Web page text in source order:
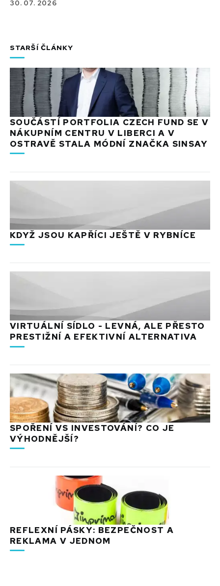
30. 07. 2026
STARŠÍ ČLÁNKY
SOUČÁSTÍ PORTFOLIA CZECH FUND SE V
NÁKUPNÍM CENTRU V LIBERCI A V
OSTRAVĚ STALA MÓDNÍ ZNAČKA SINSAY
KDYŽ JSOU KAPŘÍCI JEŠTĚ V RYBNÍCE
VIRTUÁLNÍ SÍDLO - LEVNÁ, ALE PŘESTO
PRESTIŽNÍ A EFEKTIVNÍ ALTERNATIVA
SPOŘENÍ VS INVESTOVÁNÍ? CO JE
VÝHODNĚJŠÍ?
REFLEXNÍ PÁSKY: BEZPEČNOST A
REKLAMA V JEDNOM